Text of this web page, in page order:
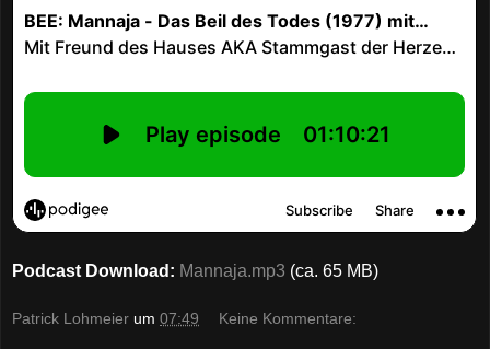
Podcast Download: Mannaja.mp3 (ca. 65 MB)
Patrick Lohmeier um 07:49 Keine Kommentare: